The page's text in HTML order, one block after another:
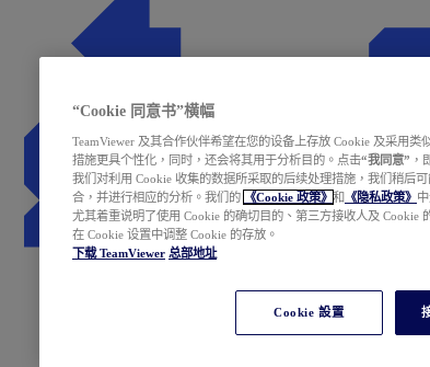
“Cookie 同意书”横幅
TeamViewer 及其合作伙伴希望在您的设备上存放 Cookie 及采用
措施更具个性化，同时，还会将其用于分析目的。点击“我同意” ，
我们对利用 Cookie 收集的数据所采取的后续处理措施，我们稍后
合，并进行相应的分析。我们的
《Cookie 政策》 和 《隐私政策》
尤其着重说明了使用 Cookie 的确切目的、第三方接收人及 Cookie
在 Cookie 设置中调整 Cookie 的存放。
下载 TeamViewer 总部地址
Cookie 設置